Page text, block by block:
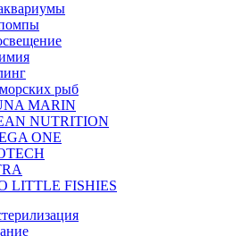
рыб
MARIN
NUTRITION
ONE
LITTLE FISHIES